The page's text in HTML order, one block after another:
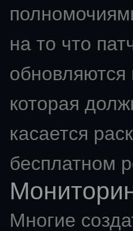
на то что
обновляются
которая
касается
бесплатном
Многие